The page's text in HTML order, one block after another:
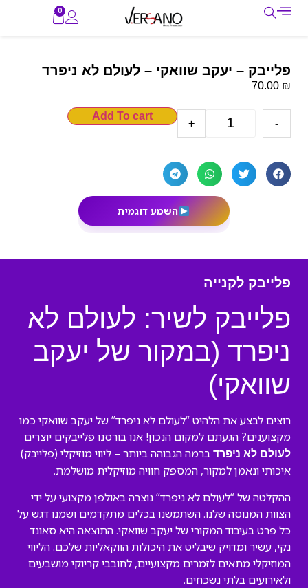
0
פלייבק – יעקב שוואקי – לעולם לא ניפרד
70.00 ₪
-
+
Add To cart
השמע דוגמית
פלייבק לקנייה
פלייבק לשיר: לעולם לא
ניפרד (במקור של יעקב
שוואקי)
רוצים לבצע את הלהיט “לעולם לא ניפרד” של יעקב שוואקי כמו
מקצוענים? הגעתם למקום הנכון! אנו בורסנו פלייבקים יוצרים
לעולם לא ניפרד ברמה הגבוהה ביותר – ליווי מוזיקלי (פלייבק)
איכותי ונאמן למקור, המספק חוויה מוזיקלית מושלמת.
ההקלטה של “לעולם לא ניפרד” נוצרה באולפן מקצועי על ידי
הצוות המנוסה שלנו. השתמשנו בכלים מתקדמים ושמנו דגש על
כל פרט בעיבוד המקורי של יעקב שוואקי. התוצאה היא סאונד
נקי, עשיר ומדויק שיבליט את היכולות הווקאליות שלכם. הליווי
המוזיקלי מתאים לזמרים מקצועיים, לחובבי קריוקי מושבעים
ולאירועים בלתי נשכחים.